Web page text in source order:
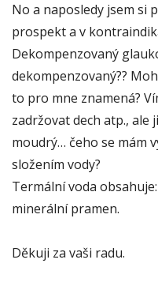
No a naposledy jsem si
prospekt a v
Dekompenzovaný
dekompenzovaný??
to pro mne znamená?
zadržovat dech atp., ale
moudrý… čeho se mám
složením vody?
Termální voda
minerální pramen.
Děkuji za vaši radu.